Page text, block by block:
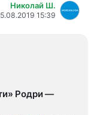
Николай Ш.
15:39
Родри —